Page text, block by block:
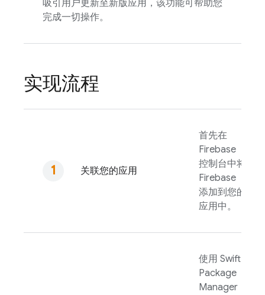
吸引用户更新至新版应用，该功能可帮助您
完成一切操作。
实现流程
关联您的应用
首先在
Firebase
控制台中将
Firebase
添加到您的
应用中。
使用 Swift
Package
Manager